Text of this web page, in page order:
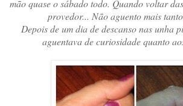
mão quase o sábado todo. Quando voltar
provedor... Não aguento mais
Depois de um dia de descanso nas unha
aguentava de curiosidade quanto